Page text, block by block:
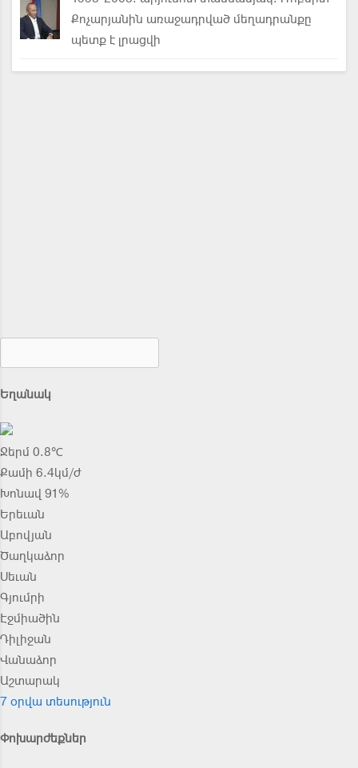
Քոչարյանին առաջադրված մեղադրանքը
պետք է լրացվի
Եղանակ
Ջերմ 0.8℃
Քամի 6.4կմ/ժ
Խոնավ 91%
Երեւան
Աբովյան
Ծաղկաձոր
Սեւան
Գյումրի
Էջմիածին
Դիլիջան
Վանաձոր
Աշտարակ
7 օրվա տեսություն
Փոխարժեքներ